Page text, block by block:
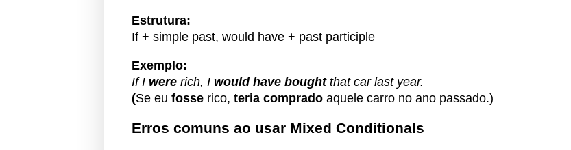
Estrutura:
If + simple past, would have + past participle
Exemplo:
If I were rich, I would have boughtthat car last year.
(Se eu fosse rico, teria comprado aquele carro no ano passado.)
Erros comuns ao usar Mixed Conditionals